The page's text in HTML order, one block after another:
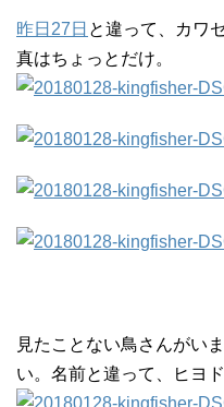
昨日27日 と違って、カワ
真はちょっとだけ。
見たことない鳥さんがい
い。名前と違って、ヒヨ